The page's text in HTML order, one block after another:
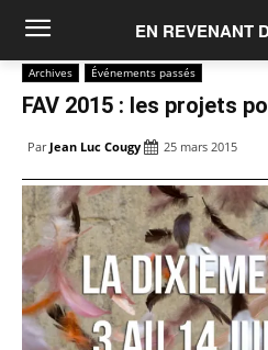
EN REVENANT
Archives Événements passés
FAV 2015 : les projets
Par Jean Luc Cougy 25 mars 2015